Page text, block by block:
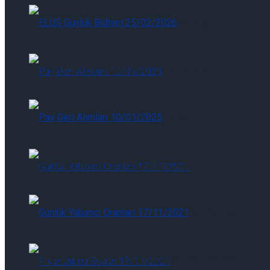
ELÜS Günlük Bülteni 07/08/2026
Pay Geri Alımları 07/08/2026
Günlük Yabancı Oranları 07/08/2026
ELÜS Günlük Bülteni 07/08/2026
Pay Geri Alımları 07/08/2026
Günlük Yabancı Oranları 07/08/2026